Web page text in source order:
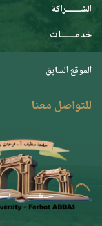
الشـــــــراكة
خدمـــــــات
الموقع السابق
للتواصل معنا